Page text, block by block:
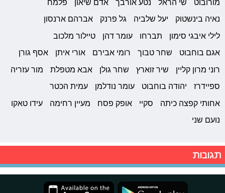
מורובוט שי הראל נטע אורבך אדם שיאון
פלמח
נאיה בינשטוק
יעל שלביה גל פרנק
אברהם ארנסון
לילי איבגי סימון
תברחו עומר דהן
טיילור מלכוב
אגם בוחבוט
שחר טבוך רומי אבירם אורי איתן
אסף גורן
רוני מרון קליין
שיר זוארץ שחר גולן אבא מטפלת
מור עזריה
ספיידרז
יהודה בוחבוט עומר נודלמן
עמית הכטר
אחותי קפצה כיתה
סקיי אופק פסח מעיין רחימה
עידו טאקו
נועם שני
תגובות